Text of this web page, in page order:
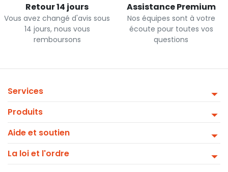
Retour 14 jours
Vous avez changé d'avis sous
14 jours, nous vous
remboursons
Assistance Premium
Nos équipes sont à votre
écoute pour toutes vos
questions
Services
Produits
Aide et soutien
La loi et l'ordre